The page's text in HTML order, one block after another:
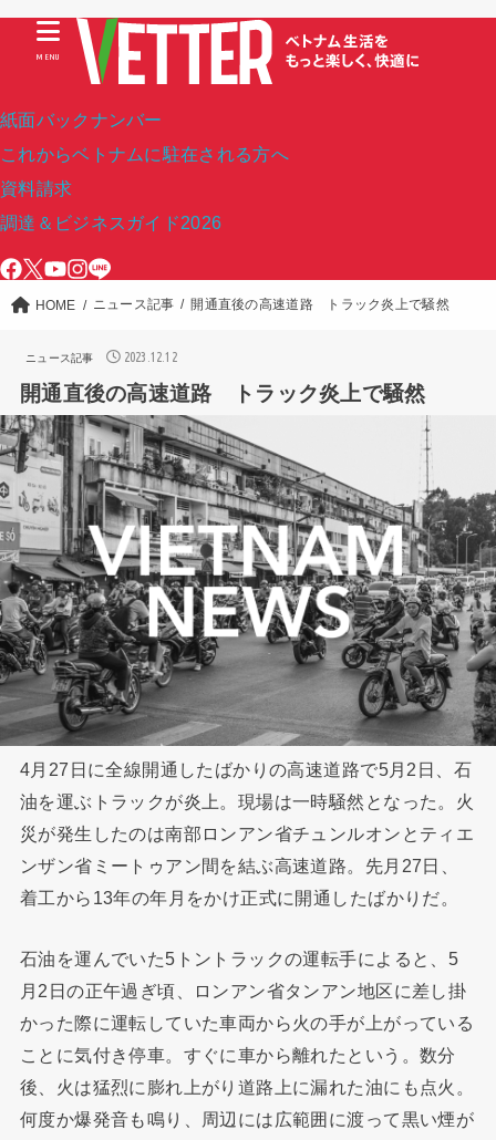
紙面バックナンバー
これからベトナムに駐在される方へ
資料請求
調達＆ビジネスガイド2026
MENU
HOME ニュース記事 開通直後の高速道路 トラック炎上で騒然
ニュース記事 2023.12.12
開通直後の高速道路 トラック炎上で騒然
4月27日に全線開通したばかりの高速道路で5月2日、石
油を運ぶトラックが炎上。現場は一時騒然となった。火
災が発生したのは南部ロンアン省チュンルオンとティエ
ンザン省ミートゥアン間を結ぶ高速道路。先月27日、
着工から13年の年月をかけ正式に開通したばかりだ。
石油を運んでいた5トントラックの運転手によると、5
月2日の正午過ぎ頃、ロンアン省タンアン地区に差し掛
かった際に運転していた車両から火の手が上がっている
ことに気付き停車。すぐに車から離れたという。数分
後、火は猛烈に膨れ上がり道路上に漏れた油にも点火。
何度か爆発音も鳴り、周辺には広範囲に渡って黒い煙が